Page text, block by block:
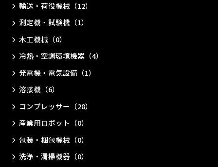
輸送・荷役機械（12）
測定機・試験機（1）
木工機械（0）
冷熱・空調環境機器（4）
発電機・電気設備（1）
溶接機（6）
コンプレッサー（28）
産業用ロボット（0）
包装・梱包機械（0）
洗浄・清掃機器（0）